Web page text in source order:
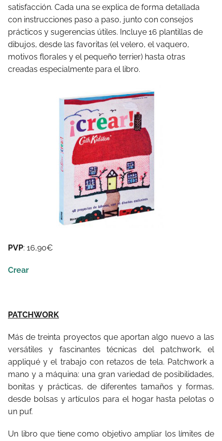
satisfacción. Cada una se explica de forma detallada
con instrucciones paso a paso, junto con consejos
prácticos y sugerencias útiles. Incluye 16 plantillas de
dibujos, desde las favoritas (el velero, el vaquero,
motivos florales y el pequeño terrier) hasta otras
creadas especialmente para el libro.
PVP: 16,90€
Crear
PATCHWORK
Más de treinta proyectos que aportan algo nuevo a las
versátiles y fascinantes técnicas del patchwork, el
appliqué y el trabajo con retazos de tela. Patchwork a
mano y a máquina: una gran variedad de posibilidades,
bonitas y prácticas, de diferentes tamaños y formas,
desde bolsas y artículos para el hogar hasta pelotas o
un puf.
Un libro que tiene como objetivo ampliar los límites de